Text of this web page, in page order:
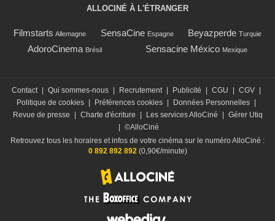
ALLOCINÉ À L'ÉTRANGER
Filmstarts Allemagne SensaCine Espagne Beyazperde Turquie
AdoroCinema Brésil Sensacine México Mexique
Contact | Qui sommes-nous | Recrutement | Publicité | CGU | CGV |
Politique de cookies | Préférences cookies | Données Personnelles |
Revue de presse
| Charte d'écriture | Les services AlloCiné | Gérer Utiq
| ©AlloCiné
Retrouvez tous les horaires et infos de votre cinéma sur le numéro AlloCiné :
0 892 892 892 (0,90€/minute)